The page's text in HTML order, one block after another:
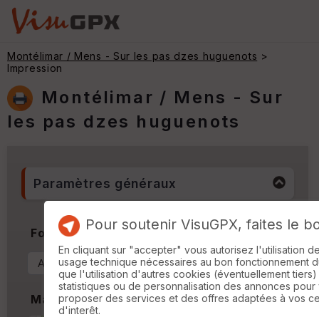
Montélimar / Mens - Sur les pas dzes huguenots >
Impression
Montélimar / Mens - Sur
les pas dzes huguenots
Paramètres généraux
Format & Orientation
Marges
Pour soutenir VisuGPX, faites le
En cliquant sur "accepter" vous autorisez l'utilisation
usage technique nécessaires au bon fonctionnement
que l'utilisation d'autres cookies (éventuellement
statistiques ou de personnalisation des annonces pour
proposer des services et des offres adaptées à vos
d'interêt.